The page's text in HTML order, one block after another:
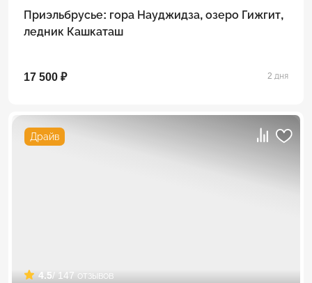
Приэльбрусье: гора Науджидза, озеро Гижгит,
ледник Кашкаташ
17 500 ₽ 2 дня
Драйв
4.5/ 147 отзывов